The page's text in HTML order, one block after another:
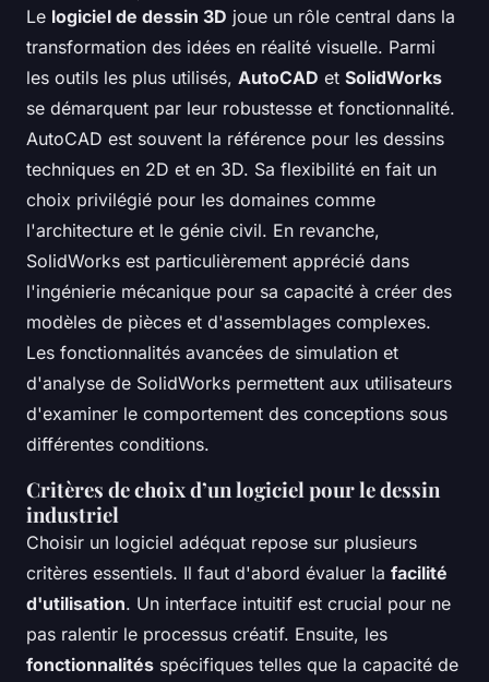
Le logiciel de dessin 3D joue un rôle central dans la
transformation des idées en réalité visuelle. Parmi
les outils les plus utilisés, AutoCAD et SolidWorks
se démarquent par leur robustesse et fonctionnalité.
AutoCAD est souvent la référence pour les dessins
techniques en 2D et en 3D. Sa flexibilité en fait un
choix privilégié pour les domaines comme
l'architecture et le génie civil. En revanche,
SolidWorks est particulièrement apprécié dans
l'ingénierie mécanique pour sa capacité à créer des
modèles de pièces et d'assemblages complexes.
Les fonctionnalités avancées de simulation et
d'analyse de SolidWorks permettent aux utilisateurs
d'examiner le comportement des conceptions sous
différentes conditions.
Critères de choix d’un logiciel pour le dessin
industriel
Choisir un logiciel adéquat repose sur plusieurs
critères essentiels. Il faut d'abord évaluer la facilité
d'utilisation. Un interface intuitif est crucial pour ne
pas ralentir le processus créatif. Ensuite, les
fonctionnalités spécifiques telles que la capacité de